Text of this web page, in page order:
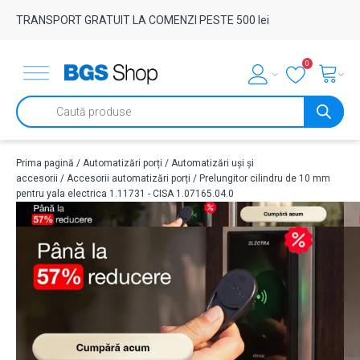
TRANSPORT GRATUIT LA COMENZI PESTE 500 lei
0
Products
search
Prima pagină / Automatizări porți / Automatizări uși și
accesorii / Accesorii automatizări porți / Prelungitor cilindru de 10 mm
pentru yala electrica 1.11731 - CISA 1.07165.04.0